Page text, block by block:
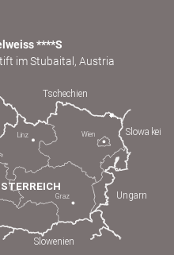
****S
im Stubaital, Austria